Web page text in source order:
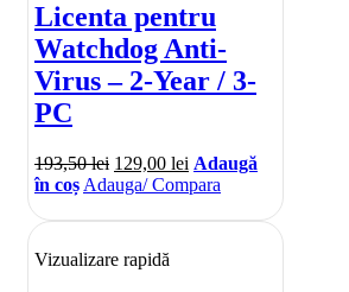
Licenta pentru
Watchdog Anti-
Virus – 2-Year / 3-
PC
193,50lei 129,00 lei Adaugă
în coș Adauga/ Compara
Vizualizare rapidă